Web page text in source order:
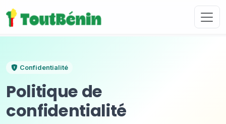
Confidentialité
Politique de
confidentialité